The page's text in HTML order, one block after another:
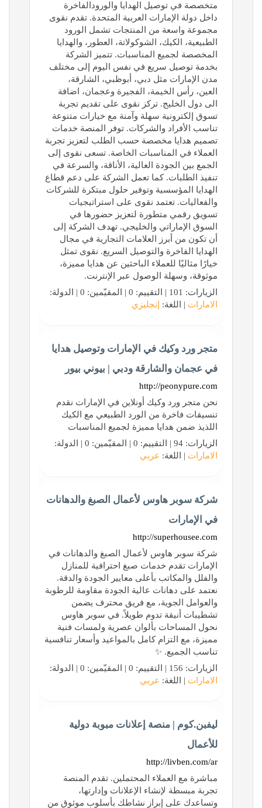
متخصصة في توصيل الهدايا والورودالفاخرة
داخل دولة الإمارات العربية المتحدة. تقدم نقوى
مجموعة واسعة من المنتجات تشمل الورود
الطبيعية، الكيك، الشوكولاتة، العطور، والهدايا
المخصصة لجميع المناسبات. تتميز الشركة
بخدمة توصيل سريع في نفس اليوم إلى مختلف
مدن الإمارات مثل دبي، أبوظبي، الشارقة،
العين، رأس الخيمة، الفجيرة وعجمان، اضافة
الى دول الخليج. تركز نقوى على تقديم تجربة
تسوق إلكترونية سهلة وآمنة مع خيارات متنوعة
تناسب الأفراد والشركات. توفر المنصة خدمات
تصميم هدايا مخصصة حسب الطلب لتعزيز تجربة
العملاء في المناسبات الخاصة. تسعى نقوى إلى
الجمع بين الجودة العالية، الأناقة، والسرعة في
تنفيذ الطلبات. كما تعمل الشركة على دعم قطاع
الهدايا المؤسسية وتوفير حلول مبتكرة للشركات
والفعاليات. تعتمد نقوى على استراتيجيات
تسويق رقمي متطورة لتعزيز حضورها في
السوق الإماراتي والخليجي. تهدف الشركة إلى
أن تكون من أبرز العلامات التجارية في مجال
الهدايا الفاخرة والتوصيل السريع. نقوى تمثل
خيارًا مثاليًا للعملاء الباحثين عن هدايا مميزة،
موثوقة، وسهلة الوصول عبر الإنترنت.
الزيارات: 101 | التقييم: 0 | المقيّمين: 0 | الدولة:
الامارات | اللغة: إنجليزي
متجر ورد وكيك في الإمارات وتوصيل هدايا
في عجمان والشارقة ودبي | بيوني بيور
http://peonypure.com
نحن متجر ورد وكيك أونلاين في الإمارات نقدم
تنسيقات فاخرة من الورد الطبيعي مع الكيك
اللذيذ ضمن هدايا مميزة لجميع المناسبات
الزيارات: 94 | التقييم: 0 | المقيّمين: 0 | الدولة:
الامارات | اللغة: عربي
شركة سوبر هاوس لأعمال الصبغ والدهانات
في الإمارات
http://superhousee.com
شركة سوبر هاوس لأعمال الصبغ والدهانات في
الإمارات تقدم خدمات صبغ احترافية للمنازل
والفلل والمكاتب بأعلى معايير الجودة والدقة.
نعتمد على دهانات عالية الجودة مقاومة للرطوبة
والعوامل الجوية، مع فريق محترف يضمن
تشطيبات أنيقة تدوم طويلاً. في سوبر هاوس
نحول المساحات بألوان عصرية ولمسات فنية
مميزة، مع التزام كامل بالمواعيد وأسعار تنافسية
تناسب الجميع. ✨
الزيارات: 156 | التقييم: 0 | المقيّمين: 0 | الدولة:
الامارات | اللغة: عربي
ليفبن.كوم | منصة إعلانات مبوبة دولية
للأعمال
http://livben.com/ar
مباشرة مع العملاء المحتملين. تقدم المنصة
تجربة مبسطة لإنشاء الإعلانات وإدارتها،
وتساعدك على إبراز نشاطك بأسلوب موثوق من